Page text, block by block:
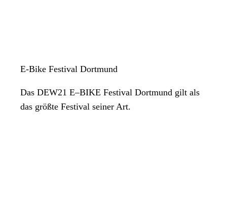
E-Bike Festival Dortmund
Das DEW21 E–BIKE Festival Dortmund gilt als
das größte Festival seiner Art.